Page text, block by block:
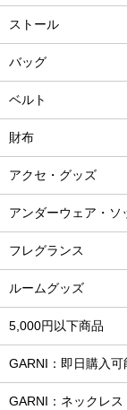
ストール
バッグ
ベルト
財布
アクセ・グッズ
アンダーウェア・ソ
フレグランス
ルームグッズ
5,000円以下商品
GARNI：即日購入可
GARNI：ネックレス